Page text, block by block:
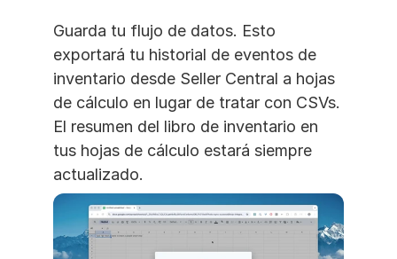
Guarda tu flujo de datos. Esto
exportará tu historial de eventos de
inventario desde Seller Central a hojas
de cálculo en lugar de tratar con CSVs.
El resumen del libro de inventario en
tus hojas de cálculo estará siempre
actualizado.